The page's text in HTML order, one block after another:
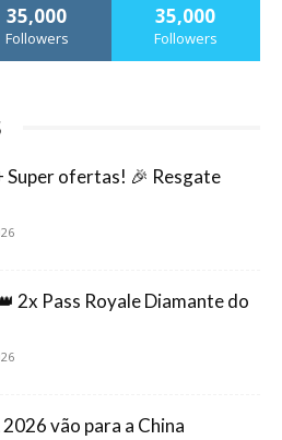
35,000
Followers
35,000
Followers
Super ofertas! 🎉 Resgate
2x Pass Royale Diamante do
vão para a China